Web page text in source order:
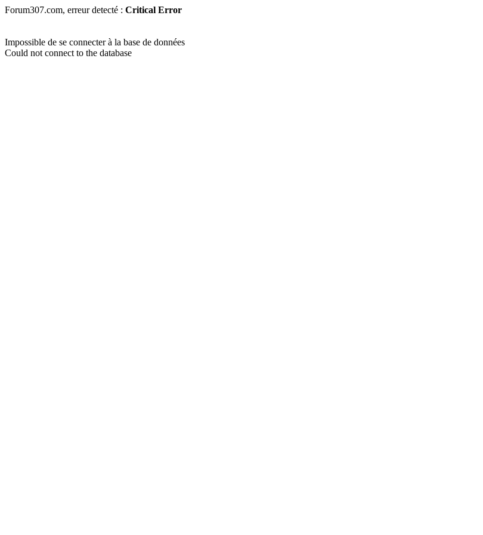
Forum307.com, erreur detecté : Critical Error
Impossible de se connecter à la base de données
Could not connect to the database